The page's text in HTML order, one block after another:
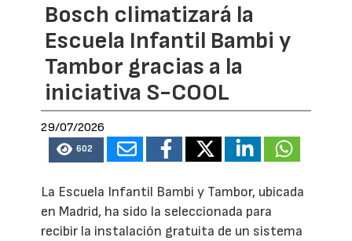
Bosch climatizará la
Escuela Infantil Bambi y
Tambor gracias a la
iniciativa S-COOL
29/07/2026
602
La Escuela Infantil Bambi y Tambor, ubicada
en Madrid, ha sido la seleccionada para
recibir la instalación gratuita de un sistema